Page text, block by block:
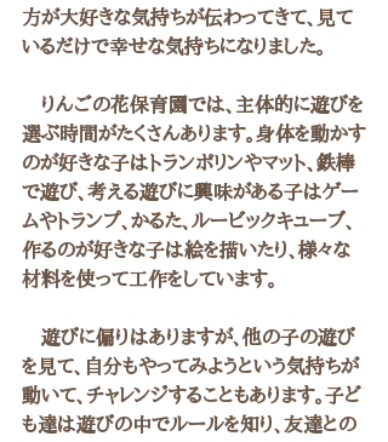
方が大好きな気持ちが伝わってきて、見て
いるだけで幸せな気持ちになりました。
りんごの花保育園では、主体的に遊びを
選ぶ時間がたくさんあります。身体を動かす
のが好きな子はトランポリンやマット、鉄棒
で遊び、考える遊びに興味がある子はゲー
ムやトランプ、かるた、ルービックキューブ、
作るのが好きな子は絵を描いたり、様々な
材料を使って工作をしています。
遊びに偏りはありますが、他の子の遊び
を見て、自分もやってみようという気持ちが
動いて、チャレンジすることもあります。子ど
も達は遊びの中でルールを知り、友達との